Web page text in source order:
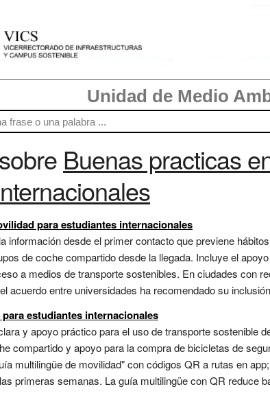
Unidad de Medio
Buenas practicas
para estudiantes internacionales
información desde el primer contacto que previene
de coche compartido desde la llegada. Incluye el
a medios de transporte sostenibles. En ciudades con
acuerdo entre universidades ha recomendado su
estudiantes internacionales
y apoyo práctico para el uso de transporte sostenible
compartido y apoyo para la compra de bicicletas de
multilingüe de movilidad" con códigos QR a rutas en
primeras semanas. La guía multilingüe con QR reduce